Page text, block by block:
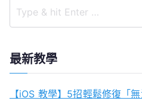
最新教學
【iOS 教學】5招輕鬆修復「